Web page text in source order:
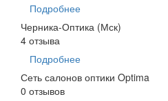
Подробнее
Черника-Оптика (Мск)
4 отзыва
Подробнее
Сеть салонов оптики Optima
0 отзывов